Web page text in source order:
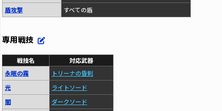
盾攻撃
すべての盾
専用戦技
戦技名
対応武器
永眠の霧
トリーナの昏剣
光
ライトソード
闇
ダークソード